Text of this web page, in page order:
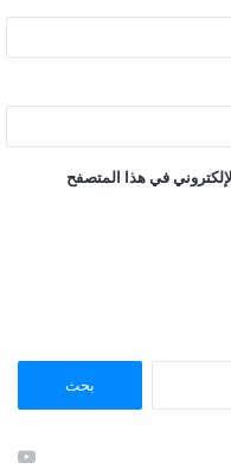
في هذا المتصفح